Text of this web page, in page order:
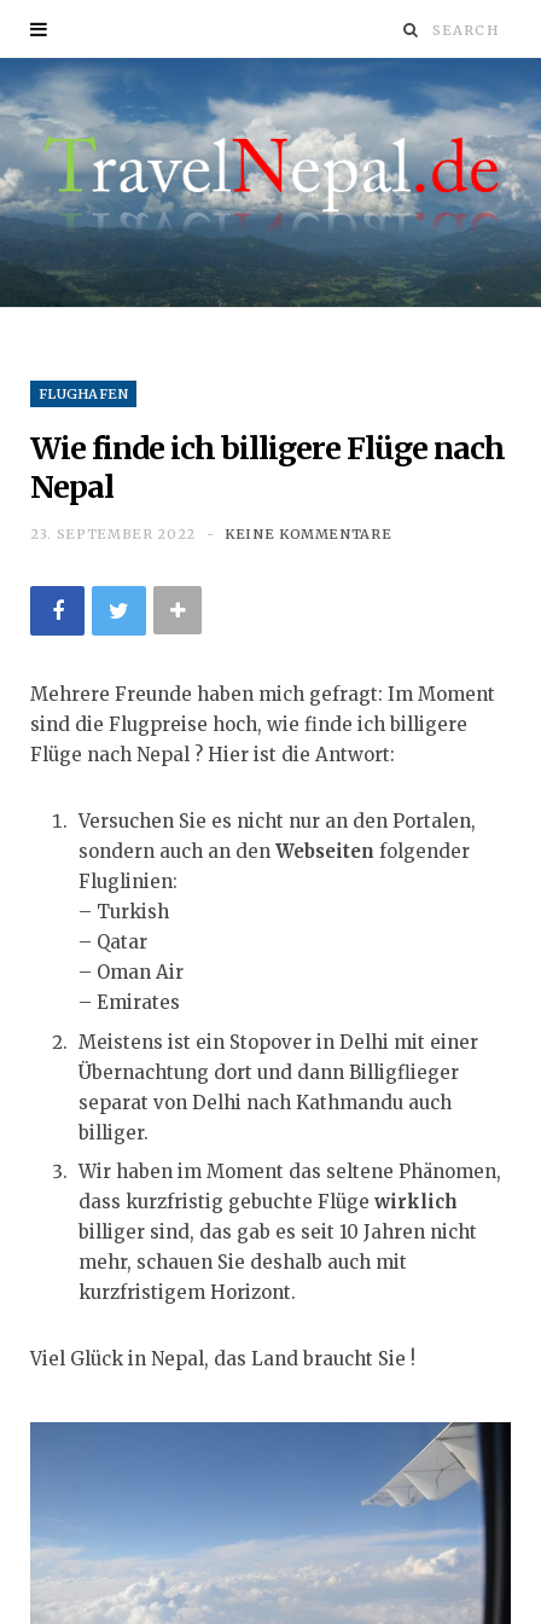
FLUGHAFEN
Wie finde ich billigere Flüge nach
Nepal
23. SEPTEMBER 2022 KEINE KOMMENTARE
Mehrere Freunde haben mich gefragt: Im Moment
sind die Flugpreise hoch, wie finde ich billigere
Flüge nach Nepal ? Hier ist die Antwort:
Versuchen Sie es nicht nur an den Portalen,
sondern auch an den Webseiten folgender
Fluglinien:
– Turkish
– Qatar
– Oman Air
– Emirates
Meistens ist ein Stopover in Delhi mit einer
Übernachtung dort und dann Billigflieger
separat von Delhi nach Kathmandu auch
billiger.
Wir haben im Moment das seltene Phänomen,
dass kurzfristig gebuchte Flüge wirklich
billiger sind, das gab es seit 10 Jahren nicht
mehr, schauen Sie deshalb auch mit
kurzfristigem Horizont.
Viel Glück in Nepal, das Land braucht Sie !